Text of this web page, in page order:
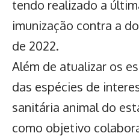
tendo realizado a
imunização contra a
de 2022.
Além de atualizar os
das espécies de
sanitária animal do
como objetivo